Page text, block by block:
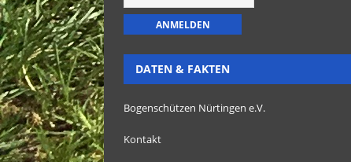
DATEN & FAKTEN
Bogenschützen Nürtingen e.V.
Kontakt